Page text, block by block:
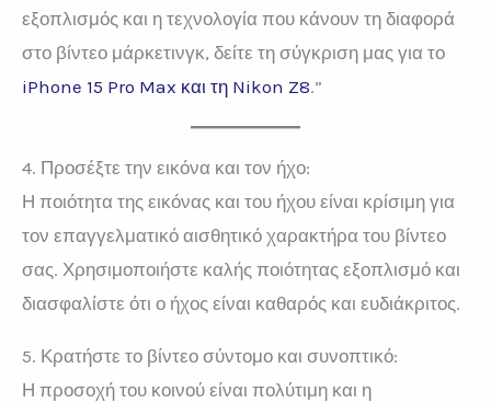
εξοπλισμός και η τεχνολογία που κάνουν τη διαφορά
στο βίντεο μάρκετινγκ, δείτε τη σύγκριση μας για το
iPhone 15 Pro Max και τη Nikon Z8.”
4. Προσέξτε την εικόνα και τον ήχο:
Η ποιότητα της εικόνας και του ήχου είναι κρίσιμη για
τον επαγγελματικό αισθητικό χαρακτήρα του βίντεο
σας. Χρησιμοποιήστε καλής ποιότητας εξοπλισμό και
διασφαλίστε ότι ο ήχος είναι καθαρός και ευδιάκριτος.
5. Κρατήστε το βίντεο σύντομο και συνοπτικό:
Η προσοχή του κοινού είναι πολύτιμη και η